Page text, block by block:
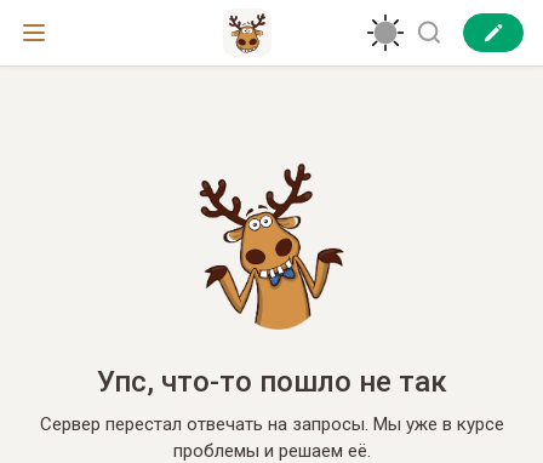
Упс, что-то пошло не так
Сервер перестал отвечать на запросы. Мы уже в курсе
проблемы и решаем её.